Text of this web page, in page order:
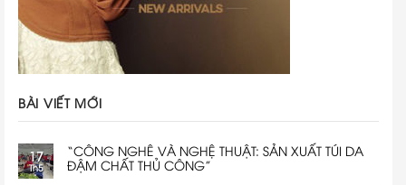
BÀI VIẾT MỚI
17
Th5
“CÔNG NGHÊ VÀ NGHỆ THUẬT: SẢN XUẤT TÚI DA
ĐẬM CHẤT THỦ CÔNG”